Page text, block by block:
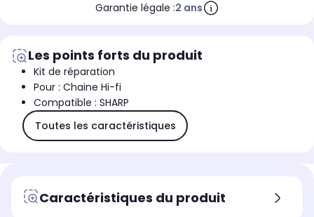
Garantie légale :2 ans
Les points forts du produit
Kit de réparation
Pour : Chaine Hi-fi
Compatible : SHARP
Toutes les caractéristiques
Caractéristiques du produit